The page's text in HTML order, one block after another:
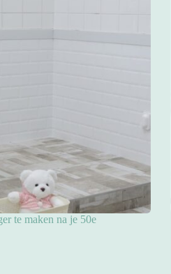
te maken na je 50e